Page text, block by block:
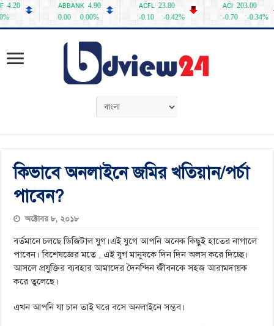
কিভাবে অনলাইনে জমির খতিয়ান/পর্চা
পাবেন?
অক্টোবর ৮, ২০১৮
বর্তমানে চলছে ডিজিটাল যুগ।এই যুগে আপনি অনেক কিছুই হাতের নাগালে
পাবেন। বিশেষজ্ঞের মতে , এই যুগ মানুষকে দিন দিন অলস করে দিচ্ছে।
আসলে প্রযুক্তির ব্যবহার আমাদের দৈনন্দিন জীবনকে সহজ আরামদায়ক
করে তুলেছে।
এখন আপনি যা চান তাই ঘরে বসে অনলাইনে সম্ভব।